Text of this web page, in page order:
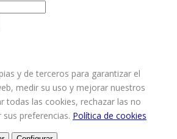
y de terceros para garantizar el
medir su uso y mejorar nuestros
todas las cookies, rechazar las no
preferencias. Política de cookies